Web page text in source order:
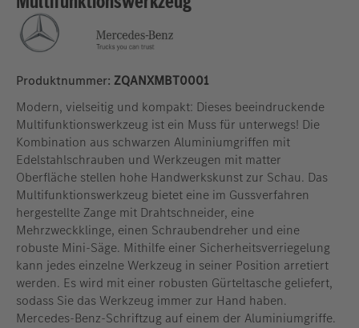
Produktnummer: ZQANXMBT0001
Modern, vielseitig und kompakt: Dieses beeindruckende
Multifunktionswerkzeug ist ein Muss für unterwegs! Die
Kombination aus schwarzen Aluminiumgriffen mit
Edelstahlschrauben und Werkzeugen mit matter
Oberfläche stellen hohe Handwerkskunst zur Schau. Das
Multifunktionswerkzeug bietet eine im Gussverfahren
hergestellte Zange mit Drahtschneider, eine
Mehrzweckklinge, einen Schraubendreher und eine
robuste Mini-Säge. Mithilfe einer Sicherheitsverriegelung
kann jedes einzelne Werkzeug in seiner Position arretiert
werden. Es wird mit einer robusten Gürteltasche geliefert,
sodass Sie das Werkzeug immer zur Hand haben.
Mercedes-Benz-Schriftzug auf einem der Aluminiumgriffe.